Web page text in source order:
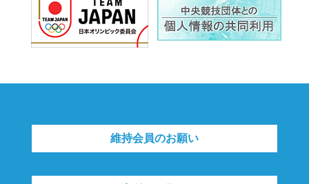
維持会員のお願い